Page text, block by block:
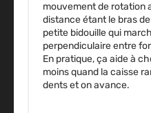
mouvement de rotation
distance étant le bras
petite bidouille qui
perpendiculaire entre
En pratique, ça aide à
moins quand la caisse
dents et on avance.